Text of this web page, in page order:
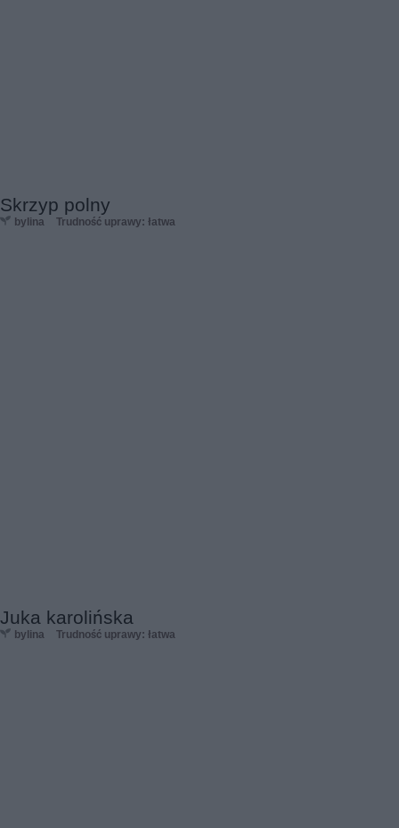
Skrzyp polny
bylina Trudność uprawy: łatwa
Juka karolińska
bylina Trudność uprawy: łatwa